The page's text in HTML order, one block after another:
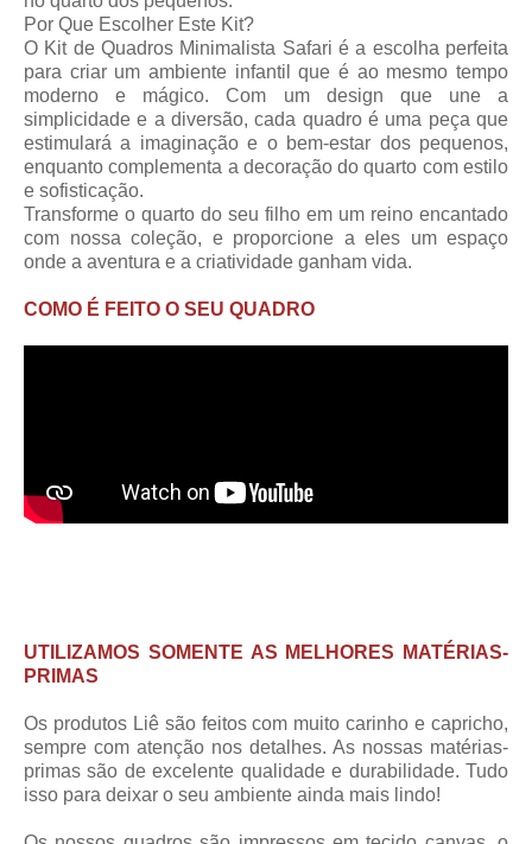
Por Que Escolher Este Kit?
O Kit de Quadros Minimalista Safari é a escolha perfeita
para criar um ambiente infantil que é ao mesmo tempo
moderno e mágico. Com um design que une a
simplicidade e a diversão, cada quadro é uma peça que
estimulará a imaginação e o bem-estar dos pequenos,
enquanto complementa a decoração do quarto com estilo
e sofisticação.
Transforme o quarto do seu filho em um reino encantado
com nossa coleção, e proporcione a eles um espaço
onde a aventura e a criatividade ganham vida.
COMO É FEITO O SEU QUADRO
UTILIZAMOS SOMENTE AS MELHORES MATÉRIAS-
PRIMAS
Os produtos Liê são feitos com muito carinho e capricho,
sempre com atenção nos detalhes. As nossas matérias-
primas são de excelente qualidade e durabilidade. Tudo
isso para deixar o seu ambiente ainda mais lindo!